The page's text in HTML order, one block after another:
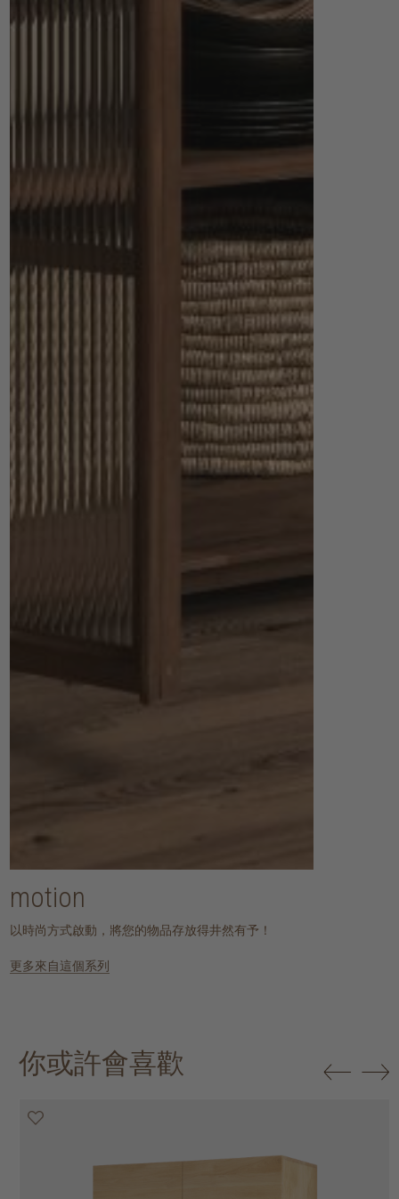
motion
以時尚方式啟動，將您的物品存放得井然有予！
更多來自這個系列
你或許會喜歡